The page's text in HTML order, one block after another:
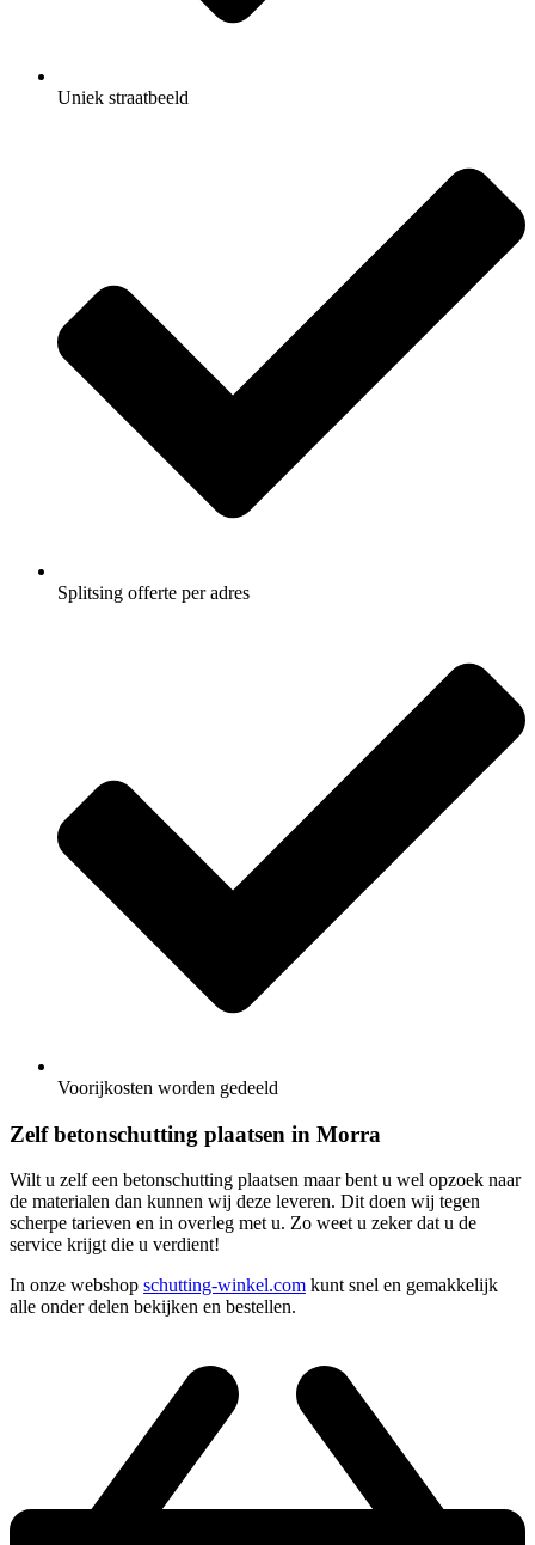
Uniek straatbeeld
Splitsing offerte per adres
Voorijkosten worden gedeeld
Zelf betonschutting plaatsen in Morra
Wilt u zelf een betonschutting plaatsen maar bent u wel opzoek naar
de materialen dan kunnen wij deze leveren. Dit doen wij tegen
scherpe tarieven en in overleg met u. Zo weet u zeker dat u de
service krijgt die u verdient!
In onze webshop schutting-winkel.com kunt snel en gemakkelijk
alle onder delen bekijken en bestellen.